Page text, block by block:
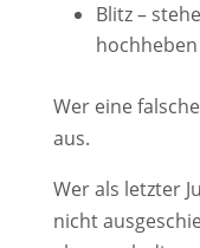
Blitz –
hochheben
Wer eine
aus.
Wer als letzter
nicht